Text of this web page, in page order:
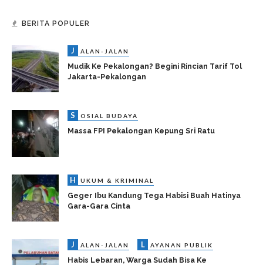
BERITA POPULER
J ALAN-JALAN
Mudik Ke Pekalongan? Begini Rincian Tarif Tol
Jakarta-Pekalongan
S OSIAL BUDAYA
Massa FPI Pekalongan Kepung Sri Ratu
H UKUM & KRIMINAL
Geger Ibu Kandung Tega Habisi Buah Hatinya
Gara-Gara Cinta
J ALAN-JALAN L AYANAN PUBLIK
Habis Lebaran, Warga Sudah Bisa Ke